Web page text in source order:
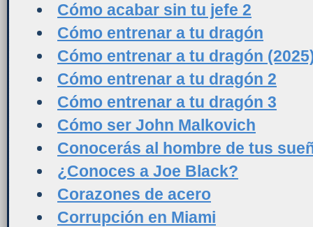
Cómo acabar sin tu jefe 2
Cómo entrenar a tu dragón
Cómo entrenar a tu dragón
Cómo entrenar a tu dragón 2
Cómo entrenar a tu dragón 3
Cómo ser John Malkovich
Conocerás al hombre de tus
¿Conoces a Joe Black?
Corazones de acero
Corrupción en Miami